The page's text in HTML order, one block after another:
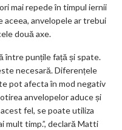
mai repede în timpul iernii
aceea, anvelopele ar trebui
două axe.
între punțile față și spate.
necesară. Diferențele
pot afecta în mod negativ
anvelopelor aduce și
fel, se poate utiliza
mult timp.”, declară Matti